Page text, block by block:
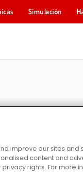
Simulación
is Coming My Free
improve our sites and
content and
rights. For more